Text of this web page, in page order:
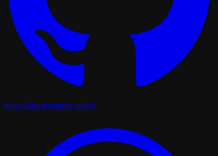
(ouvre dans un nouvel onglet)